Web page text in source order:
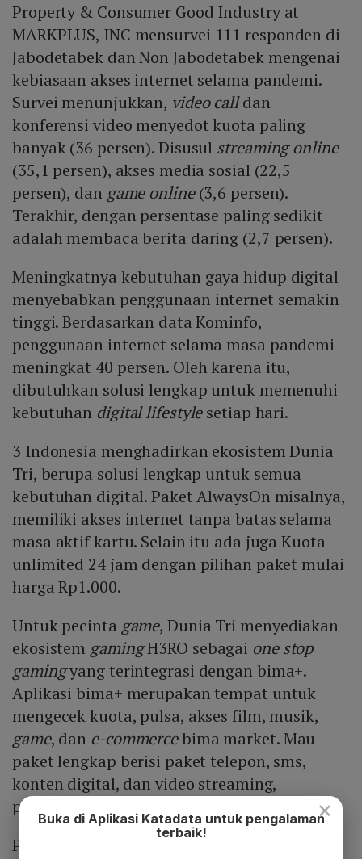
Property & Consumer Good Industry at
MARKPLUS, INC mensurvei 111 responden di
Jabodetabek dan Non Jabodetabek mengenai
kebiasaan akses internet selama pandemi.
Survei menunjukkan, video calldan
konferensi video menyedot kuota paling
banyak (36 persen). Disusul streaming online
(35,1 persen), akses media sosial (22,5
persen), dan game online(3,6 persen).
Terakhir, dengan persentase paling sedikit
adalah membaca berita daring (2,7 persen).
Meningkatnya kebutuhan gaya hidup digital
menyebabkan penggunaan internet semakin
tinggi. Berdasarkan data Kominfo,
penggunaan internet selama masa pandemi
meningkat 40 persen. Oleh karena itu,
dibutuhkan solusi lengkap untuk memenuhi
kebutuhan digital lifestylesetiap hari.
3 Indonesia menghadirkan ekosistem Dunia
Tri, berupa solusi lengkap untuk semua
kebutuhan digital. Paket AlwaysOn misalnya,
memiliki akses internet tanpa batas selama
masa aktif kartu. Selain itu ada juga Kuota
unlimited 24 jam dengan pilihan paket mulai
harga Rp1.000.
Untuk pecinta game, Dunia Tri menyediakan
ekosistem gamingH3RO sebagai one stop
gamingyang terintegrasi dengan bima+.
Aplikasi bima+ merupakan tempat untuk
mengecek kuota, pulsa, akses film, musik,
game, dan e-commercebima market. Mau
paket lengkap berisi paket telepon, sms,
konten digital, dan video streaming,
pengguna bisa memilih paket KeepOn.
Para pengguna setia 3 juga mendapatkan
×
Buka di Aplikasi Katadata untuk pengalaman
terbaik!